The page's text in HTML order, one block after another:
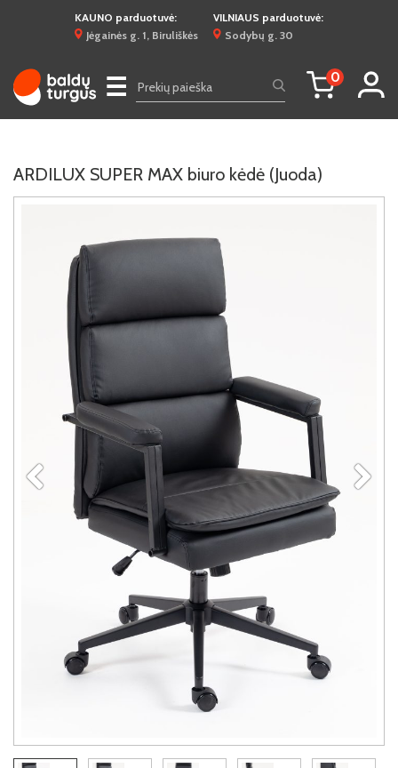
KAUNO parduotuvė:
Jėgainės g. 1, Biruliškės
VILNIAUS parduotuvė:
Sodybų g. 30
☰ 0
ARDILUX SUPER MAX biuro kėdė (Juoda)